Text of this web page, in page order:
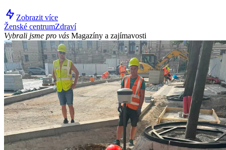
Zobrazit více
Ženské centrumZdraví
Vybrali jsme pro vás Magazíny a zajímavosti